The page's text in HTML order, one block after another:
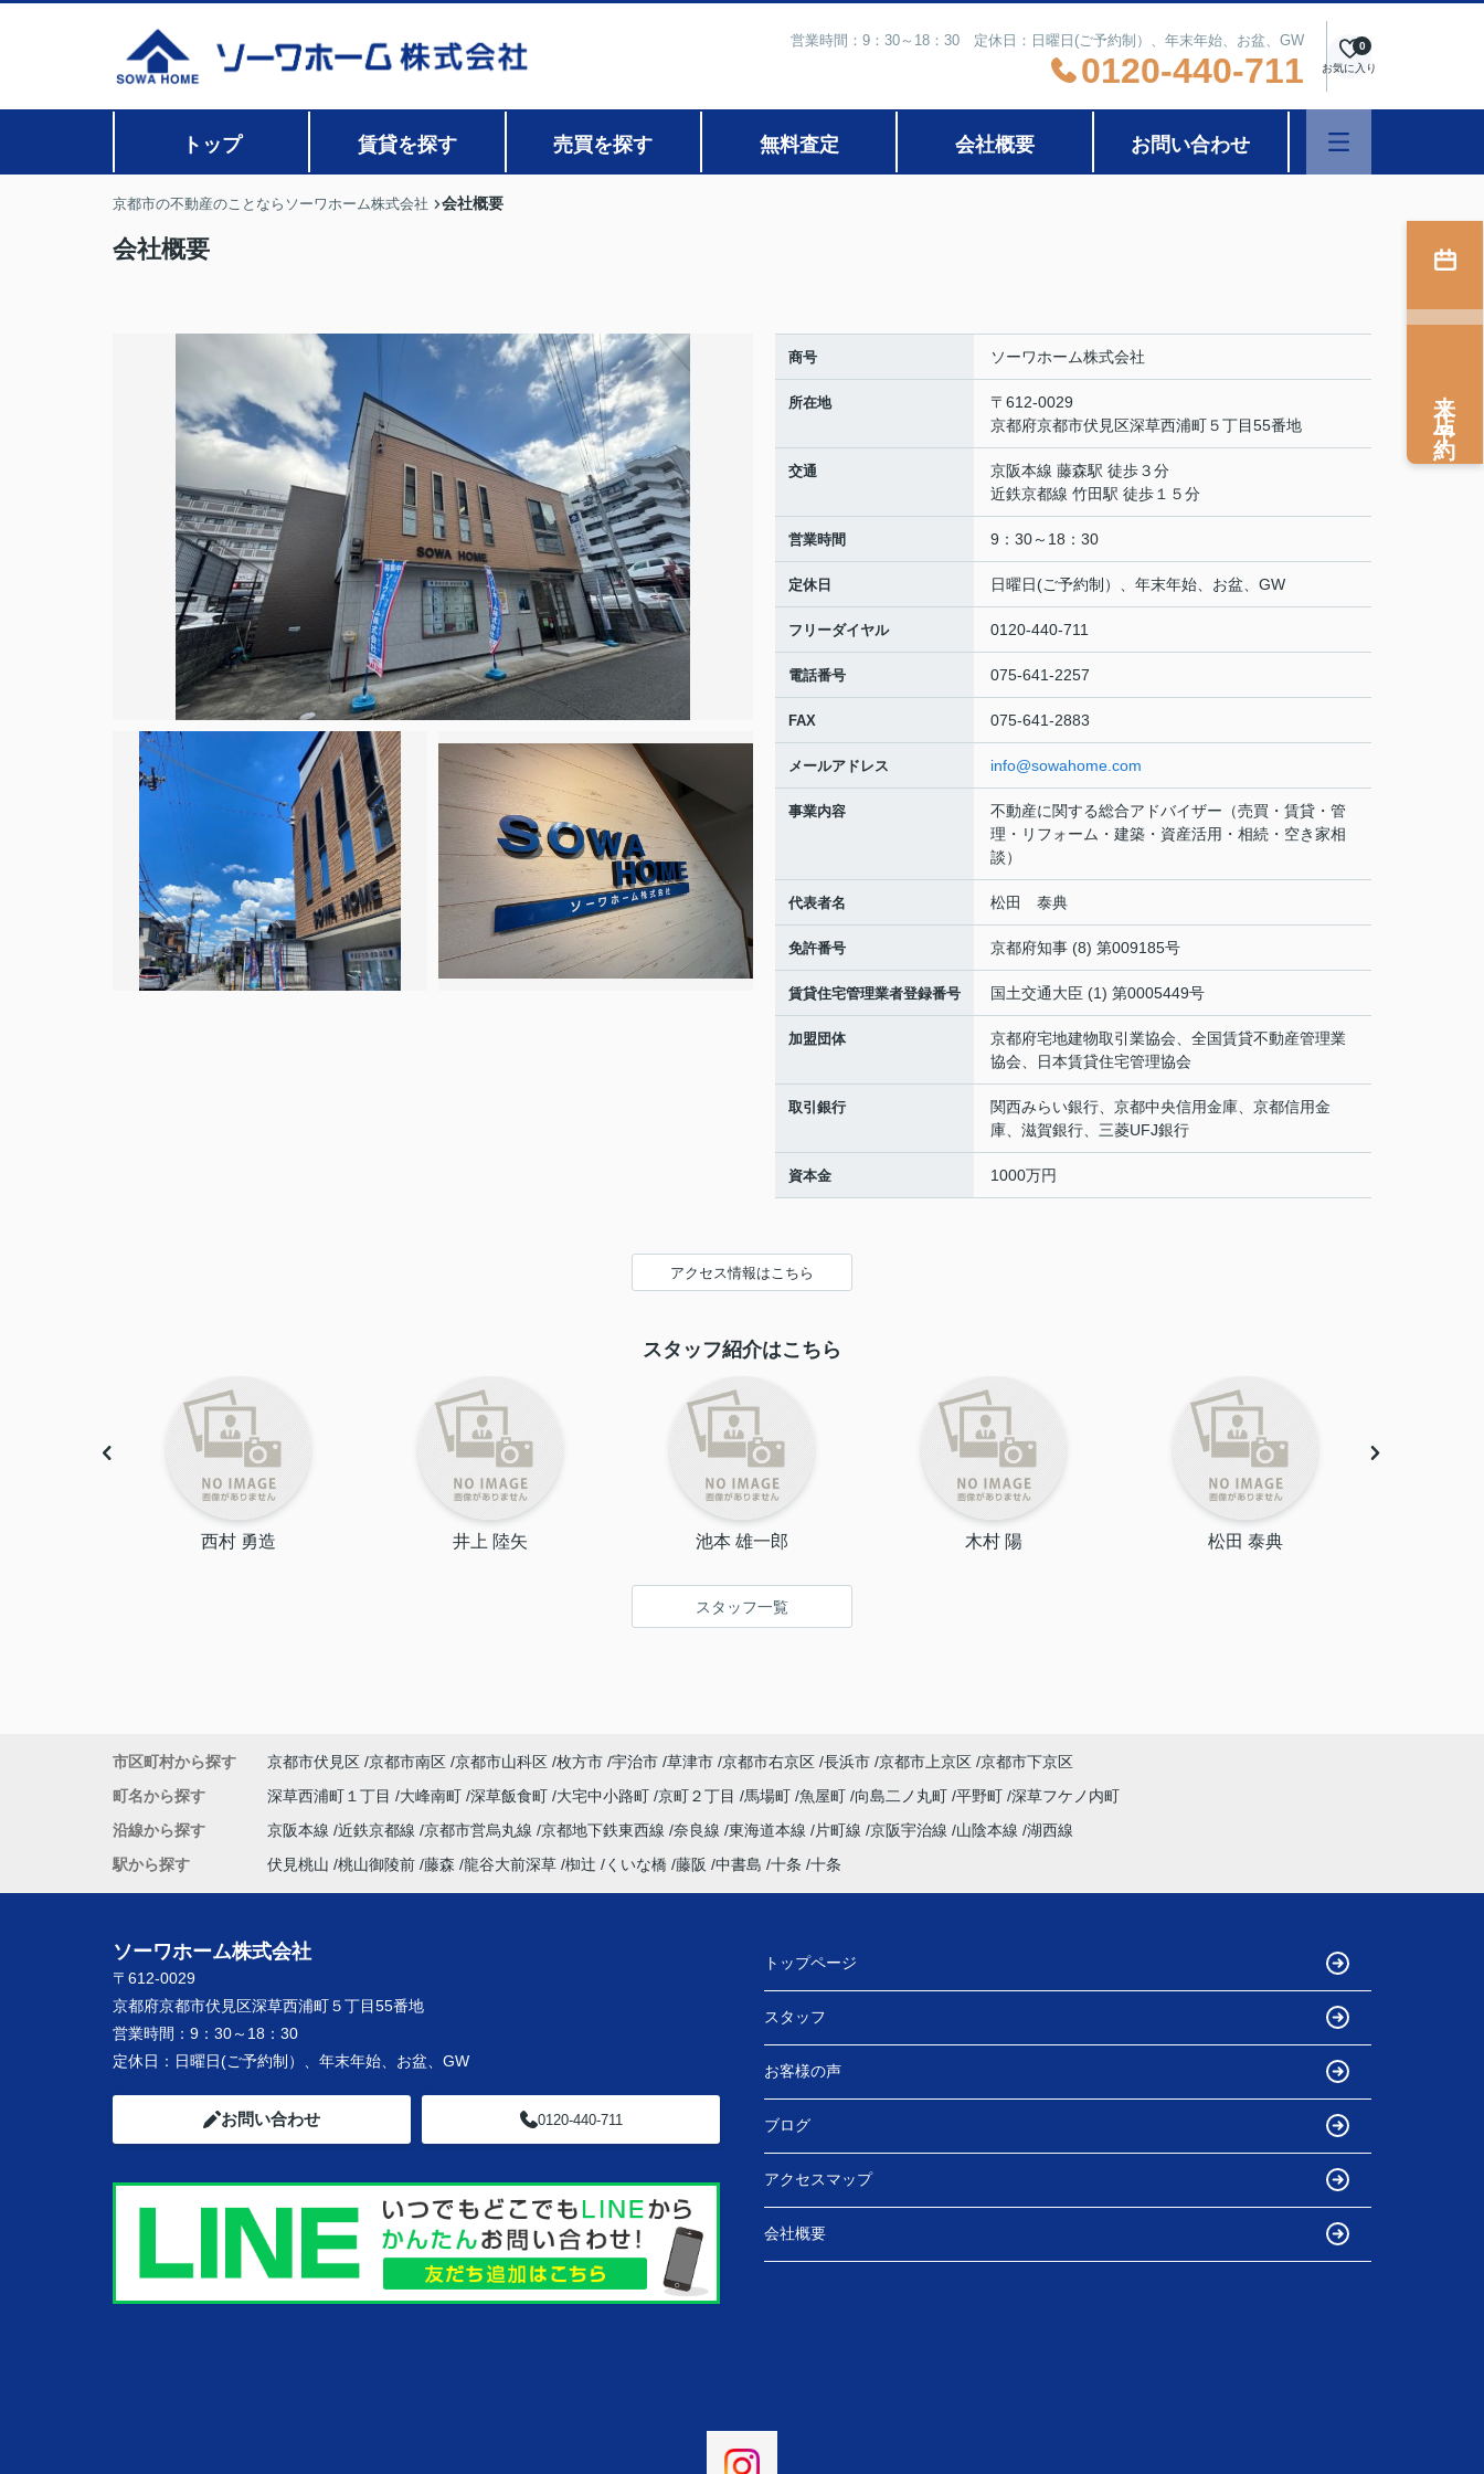
営業時間：9：30～18：30 定休日：日曜日(ご予約制）、年末年始、お盆、GW
0120-440-711 お気に入り
0
トップ 賃貸を探す 売買を探す 無料査定 会社概要 お問い合わせ
京都市の不動産のことならソーワホーム株式会社 会社概要
会社概要
商号 ソーワホーム株式会社
所在地
〒612-0029
京都府京都市伏見区深草西浦町５丁目55番地
交通
京阪本線 藤森駅 徒歩３分
近鉄京都線 竹田駅 徒歩１５分
営業時間 9：30～18：30
定休日 日曜日(ご予約制）、年末年始、お盆、GW
フリーダイヤル 0120-440-711
電話番号 075-641-2257
FAX 075-641-2883
メールアドレス info@sowahome.com
事業内容
不動産に関する総合アドバイザー（売買・賃貸・管
理・リフォーム・建築・資産活用・相続・空き家相
談）
代表者名 松田 泰典
免許番号 京都府知事 (8) 第009185号
賃貸住宅管理業者登録番号 国土交通大臣 (1) 第0005449号
加盟団体
京都府宅地建物取引業協会、全国賃貸不動産管理業
協会、日本賃貸住宅管理協会
取引銀行
関西みらい銀行、京都中央信用金庫、京都信用金
庫、滋賀銀行、三菱UFJ銀行
資本金 1000万円
アクセス情報はこちら
スタッフ紹介はこちら
西村 勇造 井上 陸矢 池本 雄一郎 木村 陽 松田 泰典
スタッフ一覧
来店予約
市区町村から探す 京都市伏見区 京都市南区 京都市山科区 枚方市 宇治市 草津市 京都市右京区 長浜市 京都市上京区 京都市下京区
町名から探す
深草西浦町１丁目 大峰南町 深草飯食町 大宅中小路町 京町２丁目 馬場町 魚屋町 向島二ノ丸町 平野町 深草フケノ内町
沿線から探す
京阪本線 近鉄京都線 京都市営烏丸線 京都地下鉄東西線 奈良線 東海道本線 片町線 京阪宇治線 山陰本線 湖西線
駅から探す
伏見桃山 桃山御陵前 藤森 龍谷大前深草 椥辻 くいな橋 藤阪 中書島 十条 十条
ソーワホーム株式会社
〒612-0029
京都府京都市伏見区深草西浦町５丁目55番地
営業時間： 9：30～18：30
定休日： 日曜日(ご予約制）、年末年始、お盆、GW
お問い合わせ 0120-440-711
トップページ
スタッフ
お客様の声
ブログ
アクセスマップ
会社概要